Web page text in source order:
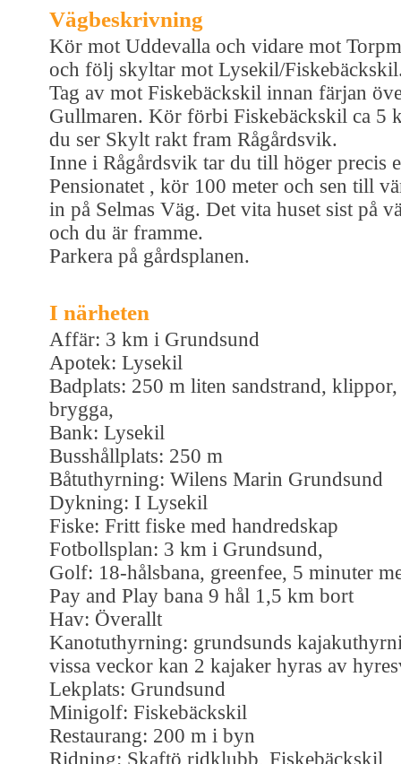
Vägbeskrivning
Kör mot Uddevalla och vidare mot
och följ skyltar mot Lysekil/
Tag av mot Fiskebäckskil innan färjan
Gullmaren. Kör förbi Fiskebäckskil ca 5
du ser Skylt rakt fram Rågårdsvik.
Inne i Rågårdsvik tar du till höger precis
Pensionatet , kör 100 meter och sen till
in på Selmas Väg. Det vita huset sist på
och du är framme.
Parkera på gårdsplanen.
I närheten
Affär: 3 km i Grundsund
Apotek: Lysekil
Badplats: 250 m liten sandstrand, klippor,
brygga,
Bank: Lysekil
Busshållplats: 250 m
Båtuthyrning: Wilens Marin Grundsund
Dykning: I Lysekil
Fiske: Fritt fiske med handredskap
Fotbollsplan: 3 km i Grundsund,
Golf: 18-hålsbana, greenfee, 5 minuter
Pay and Play bana 9 hål 1,5 km bort
Hav: Överallt
Kanotuthyrning: grundsunds
vissa veckor kan 2 kajaker hyras av
Lekplats: Grundsund
Minigolf: Fiskebäckskil
Restaurang: 200 m i byn
Ridning: Skaftö ridklubb, Fiskebäckskil